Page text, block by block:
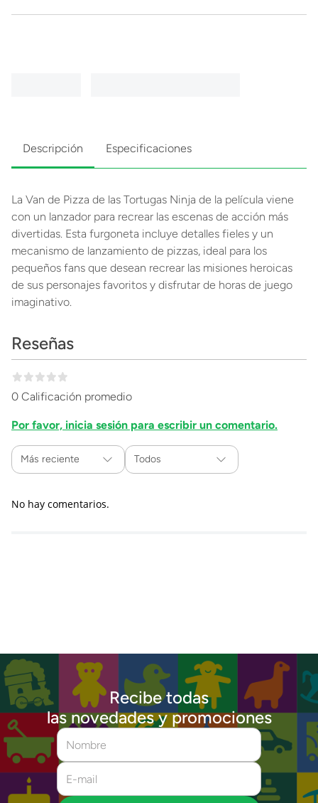
Descripción Especificaciones
La Van de Pizza de las Tortugas Ninja de la película viene
con un lanzador para recrear las escenas de acción más
divertidas. Esta furgoneta incluye detalles fieles y un
mecanismo de lanzamiento de pizzas, ideal para los
pequeños fans que desean recrear las misiones heroicas
de sus personajes favoritos y disfrutar de horas de juego
imaginativo.
Reseñas
0 Calificación promedio
Por favor, inicia sesión para escribir un comentario.
Más reciente Todos
No hay comentarios.
Recibe todas
las novedades y promociones